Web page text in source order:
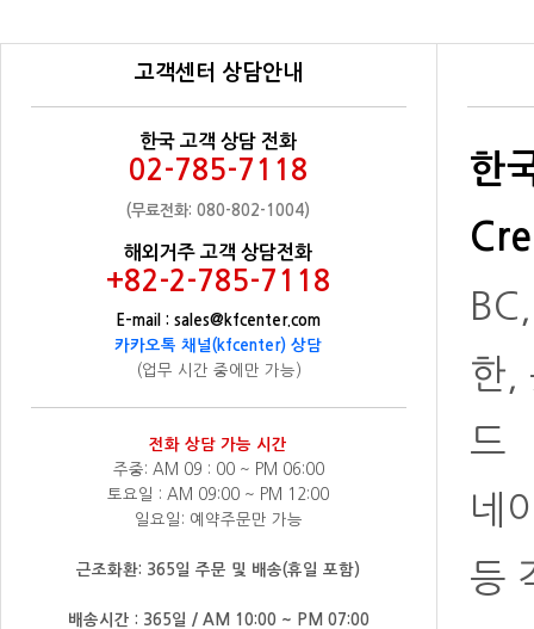
고객센터 상담안내
한국 고객 상담 전화
02-785-7118
(무료전화: 080-802-1004)
해외거주 고객 상담전화
+82-2-785-7118
E-mail : sales@kfcenter.com
카카오톡 채널(kfcenter) 상담
(업무 시간 중에만 가능)
전화 상담 가능 시간
주중: AM 09 : 00 ~ PM 06:00
토요일 : AM 09:00 ~ PM 12:00
일요일: 예약주문만 가능
근조화환: 365일 주문 및 배송(휴일 포함)
배송시간 : 365일 / AM 10:00 ~ PM 07:00
한
한,
드
네
등